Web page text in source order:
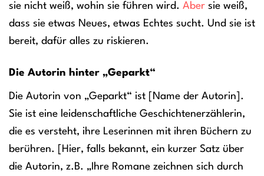
sie nicht weiß, wohin sie führen wird. Aber sie weiß,
dass sie etwas Neues, etwas Echtes sucht. Und sie ist
bereit, dafür alles zu riskieren.
Die Autorin hinter „Geparkt“
Die Autorin von „Geparkt“ ist [Name der Autorin].
Sie ist eine leidenschaftliche Geschichtenerzählerin,
die es versteht, ihre Leserinnen mit ihren Büchern zu
berühren. [Hier, falls bekannt, ein kurzer Satz über
die Autorin, z.B. „Ihre Romane zeichnen sich durch